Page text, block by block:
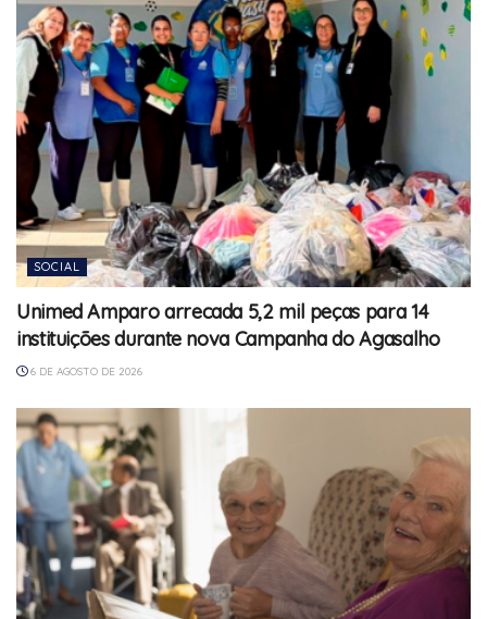
SOCIAL
Unimed Amparo arrecada 5,2 mil peças para 14
instituições durante nova Campanha do Agasalho
6 DE AGOSTO DE 2026